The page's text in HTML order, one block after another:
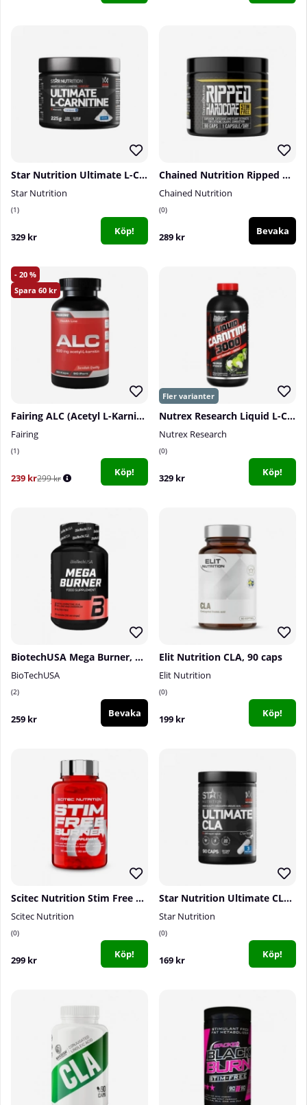
Star Nutrition Ultimate L-Carnitine (powder), 225 g
Star Nutrition
1
329 kr Köp!
Chained Nutrition Ripped Hardcore STIM FREE, 90 caps
Chained Nutrition
0
289 kr Bevaka
20
60
Fairing ALC (Acetyl L-Karnitin), 90 caps
Fairing
1
239 kr299 kr
Köp!
Nutrex Research Liquid L-Carnitine 3000, 480 ml
Nutrex Research
0
329 kr Köp!
BiotechUSA Mega Burner, 90 caps
BioTechUSA
2
259 kr Bevaka
Elit Nutrition CLA, 90 caps
Elit Nutrition
0
199 kr Köp!
Scitec Nutrition Stim Free Burner, 90 caps
Scitec Nutrition
0
299 kr Köp!
Star Nutrition Ultimate CLA, 90 caps
Star Nutrition
0
169 kr Köp!